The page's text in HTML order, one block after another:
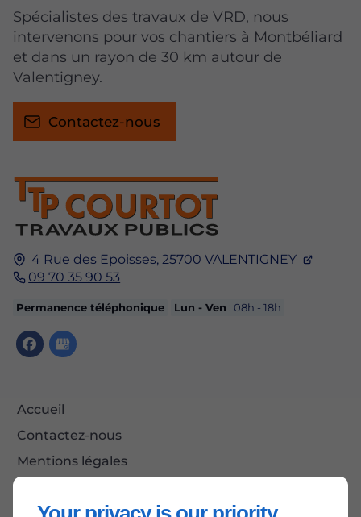
4 Rue des Epoisses, 25700 VALENTIGNEY
09 70 35 90 53
Permanence téléphonique Lun - Ven : 08h - 18h
Accueil
Contactez-nous
Mentions légales
Spécialistes des travaux de VRD, nous
intervenons pour vos chantiers à Montbéliard
et dans un rayon de 30 km autour de
Valentigney.
Contactez-nous